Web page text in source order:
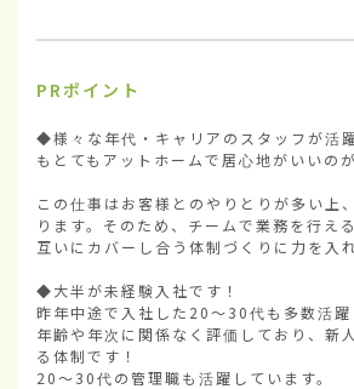
PRポイント
◆様々な年代・キャリアのスタッフが活
もとてもアットホームで居心地がいいのが
この仕事はお客様とのやりとりが多い上
ります。そのため、チームで業務を行え
互いにカバーし合う体制づくりに力を入
◆大半が未経験入社です！
昨年中途で入社した20～30代も多数活躍
年齢や年次に関係なく評価しており、新
る体制です！
20～30代の管理職も活躍しています。